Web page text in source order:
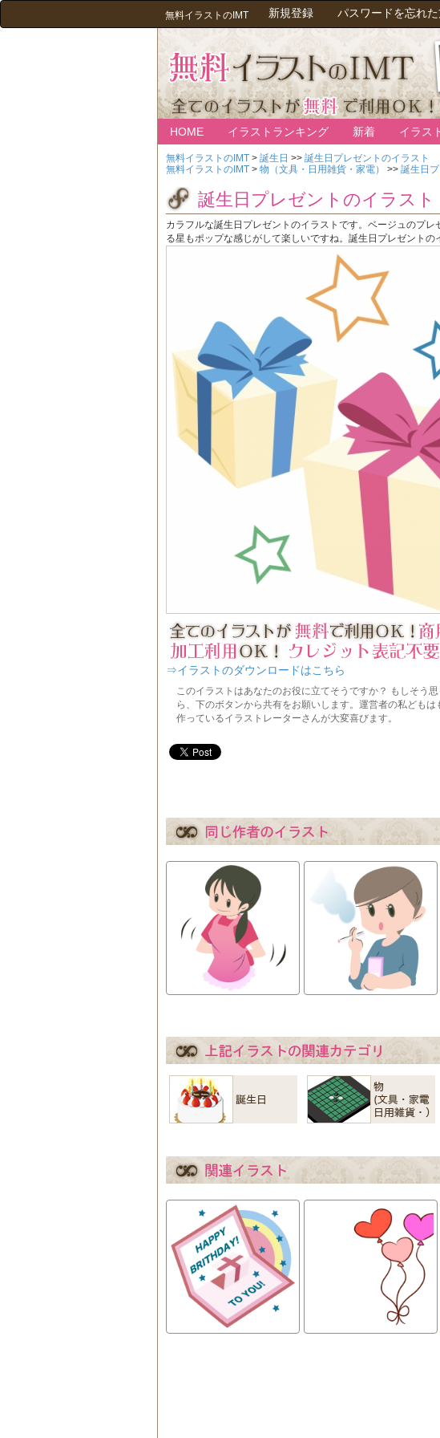
無料イラストのIMT 新規登録 パスワードを忘れ
HOME イラストランキング 新着 イラス
無料イラストのIMT > 誕生日 >> 誕生日プレゼントのイラスト
無料イラストのIMT > 物（文具・日用雑貨・家電） >> 誕生日
誕生日プレゼントのイラスト
カラフルな誕生日プレゼントのイラストです。ベージュのプ
る星もポップな感じがして楽しいですね。誕生日プレゼントの
⇒イラストのダウンロードはこちら